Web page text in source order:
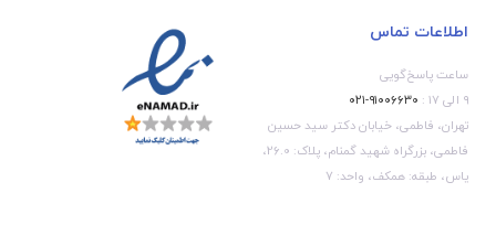
اطلاعات تماس
ساعت پاسخ‌گویی
۹ الی ۱۷ :
۹۱۰۰۶۶۳۰-۰۲۱
تهران، فاطمی، خیابان دکتر سید حسین
فاطمی، بزرگراه شهید گمنام، پلاک: 26.0،
یاس، طبقه: همکف، واحد: 7